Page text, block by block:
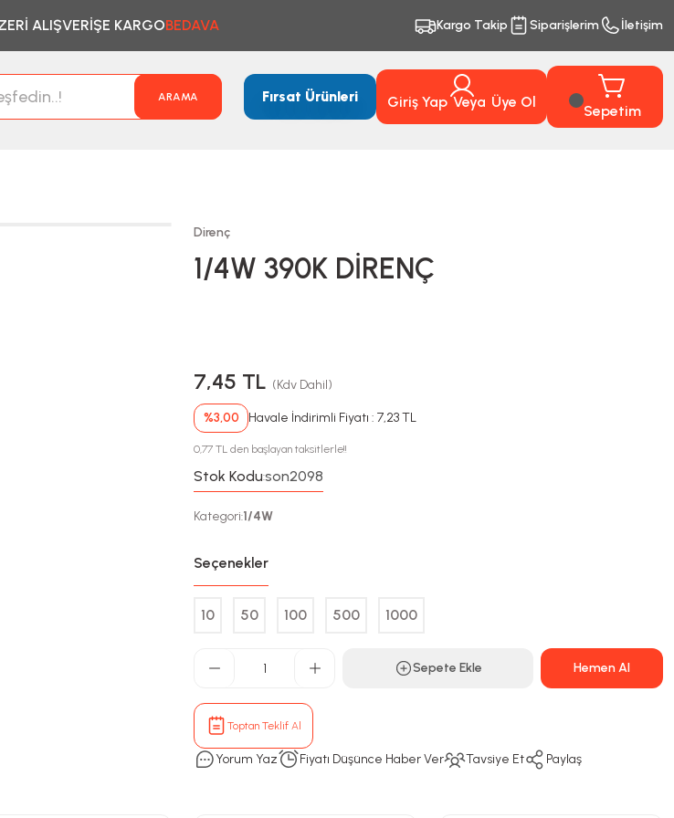
ALIŞVERİŞE KARGOBEDAVA Kargo Takip Siparişlerim İletişim
ARAMA Fırsat Ürünleri Giriş Yap Veya Üye Ol
Sepetim
Direnç
1/4W 390K DİRENÇ
7,45 TL (Kdv Dahil)
%3,00 Havale İndirimli Fiyatı : 7,23 TL
0,77 TL den başlayan taksitlerle!!
Stok Kodu:son2098
Kategori:1/4W
Seçenekler
10 50 100 500 1000
Sepete Ekle Hemen Al
Toptan Teklif Al
Yorum Yaz Fiyatı Düşünce Haber Ver Tavsiye Et Paylaş